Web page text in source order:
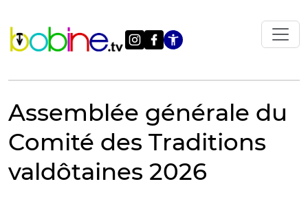
contenuto
Apri le
Assemblée générale du
Comité des Traditions
valdôtaines 2026